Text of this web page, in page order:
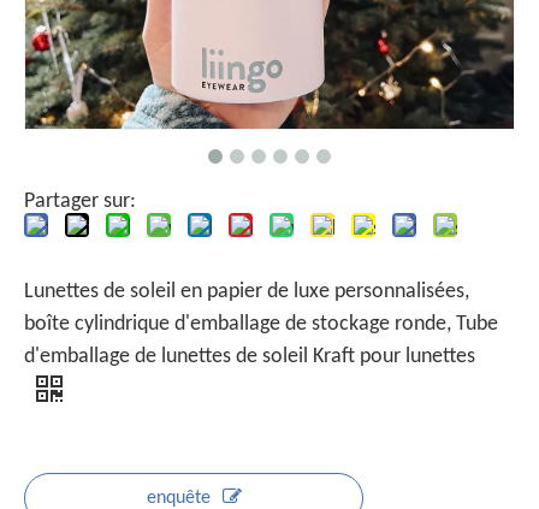
Partager sur:
Lunettes de soleil en papier de luxe personnalisées,
boîte cylindrique d'emballage de stockage ronde, Tube
d'emballage de lunettes de soleil Kraft pour lunettes
enquête